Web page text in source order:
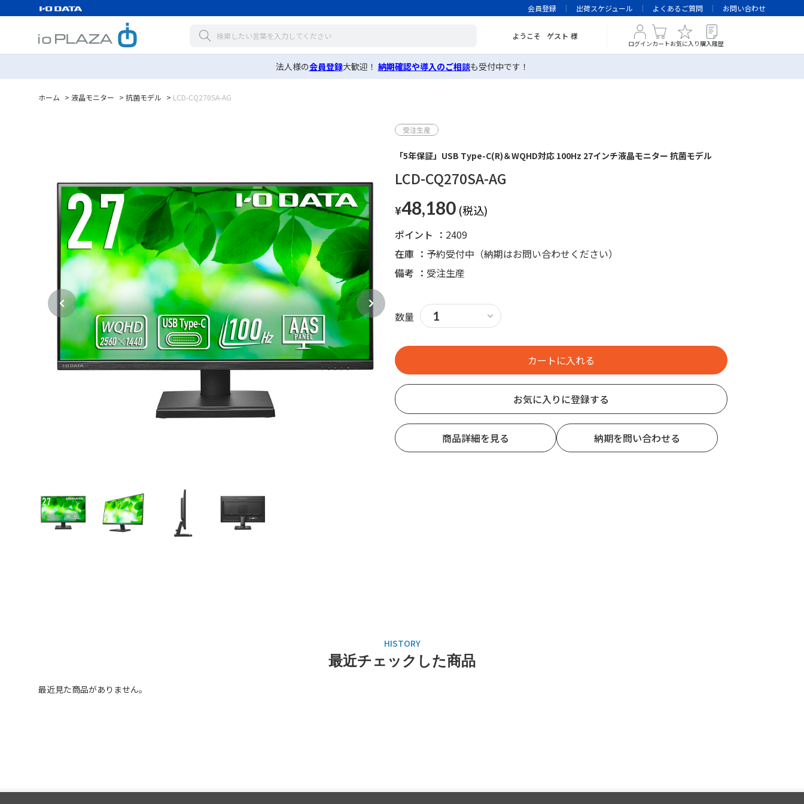
会員登録 出荷スケジュール よくあるご質問 お問い合わせ
ようこそ ゲスト 様
ログインカートお気に入り 購入履歴
法人様の会員登録大歓迎！ 納期確認や導入のご相談も受付中です！
ホーム > 液晶モニター > 抗菌モデル > LCD-CQ270SA-AG
「5年保証」USB Type-C(R)＆WQHD対応 100Hz 27インチ液晶モニター 抗菌モデル
LCD-CQ270SA-AG
¥48,180
ポイント
2409
在庫
予約受付中（納期はお問い合わせください）
備考
受注生産
数量
お気に入りに登録する
商品詳細を見る 納期を問い合わせる
最近チェックした商品
最近見た商品がありません。